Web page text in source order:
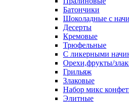
Батончики
Шоколадные с
Десерты
Кремовые
Трюфельные
С ликерными
Орехи,фрукты/
Грильяж
Злаковые
Набор микс
Элитные